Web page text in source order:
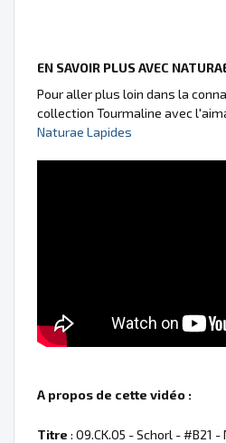
EN SAVOIR PLUS AVEC
Pour aller plus loin dans la
collection Tourmaline avec
Naturae Lapides
A propos de cette vidéo :
Titre : 09.CK.05 - Schorl - #B21 -